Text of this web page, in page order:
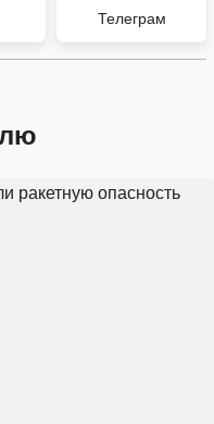
Телеграм